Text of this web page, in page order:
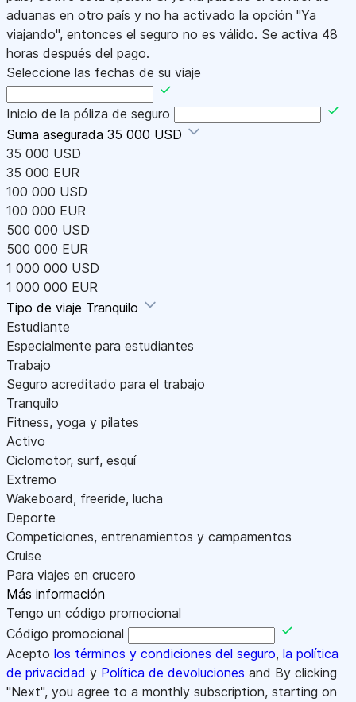
aduanas en otro país y no ha activado la opción "Ya
viajando", entonces el seguro no es válido. Se activa 48
horas después del pago.
Seleccione las fechas de su viaje
Inicio de la póliza de seguro
Suma asegurada 35 000 USD
35 000 USD
35 000 EUR
100 000 USD
100 000 EUR
500 000 USD
500 000 EUR
1 000 000 USD
1 000 000 EUR
Tipo de viaje Tranquilo
Estudiante
Especialmente para estudiantes
Trabajo
Seguro acreditado para el trabajo
Tranquilo
Fitness, yoga y pilates
Activo
Ciclomotor, surf, esquí
Extremo
Wakeboard, freeride, lucha
Deporte
Competiciones, entrenamientos y campamentos
Cruise
Para viajes en crucero
Más información
Tengo un código promocional
Código promocional
Acepto los términos y condiciones del seguro, la política
de privacidad y Política de devoluciones and By clicking
"Next", you agree to a monthly subscription, starting on